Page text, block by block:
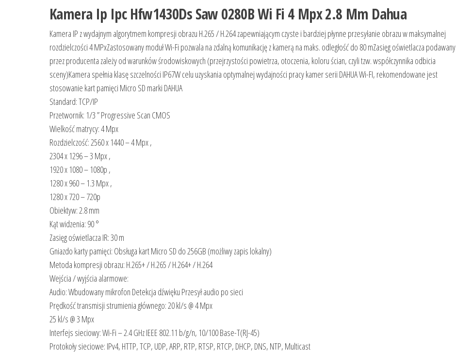
Kamera Ip Ipc Hfw1430Ds Saw 0280B Wi Fi 4 Mpx 2.8 Mm Dahua
Kamera IP z wydajnym algorytmem kompresji obrazu H.265 / H.264 zapewniającym czyste i bardziej płynne przesyłanie obrazu w maksymalnej
rozdzielczości 4 MPxZastosowany moduł Wi-Fi pozwala na zdalną komunikację z kamerą na maks. odległość do 80 mZasięg oświetlacza podawany
przez producenta zależy od warunków środowiskowych (przejrzystości powietrza, otoczenia, koloru ścian, czyli tzw. współczynnika odbicia
sceny)Kamera spełnia klasę szczelności IP67W celu uzyskania optymalnej wydajności pracy kamer serii DAHUA Wi-FI, rekomendowane jest
stosowanie kart pamięci Micro SD marki DAHUA
Standard: TCP/IP
Przetwornik: 1/3 ” Progressive Scan CMOS
Wielkość matrycy: 4 Mpx
Rozdzielczość: 2560 x 1440 – 4 Mpx ,
2304 x 1296 – 3 Mpx ,
1920 x 1080 – 1080p ,
1280 x 960 – 1.3 Mpx ,
1280 x 720 – 720p
Obiektyw: 2.8 mm
Kąt widzenia: 90 °
Zasięg oświetlacza IR: 30 m
Gniazdo karty pamięci: Obsługa kart Micro SD do 256GB (możliwy zapis lokalny)
Metoda kompresji obrazu: H.265+ / H.265 / H.264+ / H.264
Wejścia / wyjścia alarmowe:
Audio: Wbudowany mikrofon Detekcja dźwięku Przesył audio po sieci
Prędkość transmisji strumienia głównego: 20 kl/s @ 4 Mpx
25 kl/s @ 3 Mpx
Interfejs sieciowy: Wi-Fi – 2.4 GHz IEEE 802.11 b/g/n, 10/100 Base-T(RJ-45)
Protokoły sieciowe: IPv4, HTTP, TCP, UDP, ARP, RTP, RTSP, RTCP, DHCP, DNS, NTP, Multicast